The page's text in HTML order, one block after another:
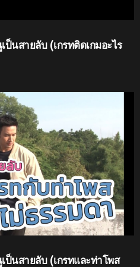
ป็นสายลับ (เกรทติดเกมอะไร
ป็นสายลับ (เกรทและท่าโพส